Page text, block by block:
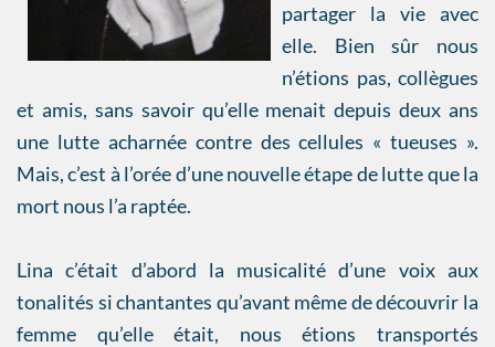
partager la vie avec
elle. Bien sûr nous
n’étions pas, collègues
et amis, sans savoir qu’elle menait depuis deux ans
une lutte acharnée contre des cellules « tueuses ».
Mais, c’est à l’orée d’une nouvelle étape de lutte que la
mort nous l’a raptée.
Lina c’était d’abord la musicalité d’une voix aux
tonalités si chantantes qu’avant même de découvrir la
femme qu’elle était, nous étions transportés